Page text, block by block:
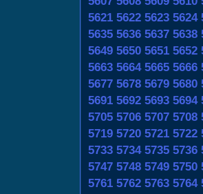
5621 5622 5623 5624
5635 5636 5637 5638
5649 5650 5651 5652
5663 5664 5665 5666
5677 5678 5679 5680
5691 5692 5693 5694
5705 5706 5707 5708
5719 5720 5721 5722
5733 5734 5735 5736
5747 5748 5749 5750
5761 5762 5763 5764